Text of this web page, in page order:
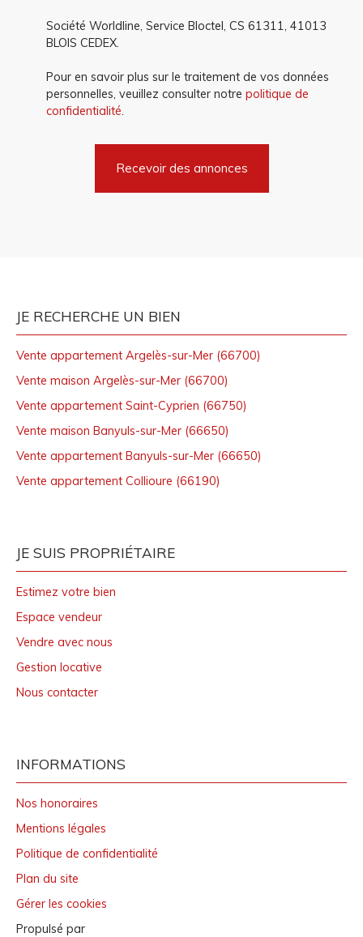
Société Worldline, Service Bloctel, CS 61311, 41013
BLOIS CEDEX.
Pour en savoir plus sur le traitement de vos données
personnelles, veuillez consulter notre politique de
confidentialité.
Recevoir des annonces
JE RECHERCHE UN BIEN
Vente appartement Argelès-sur-Mer (66700)
Vente maison Argelès-sur-Mer (66700)
Vente appartement Saint-Cyprien (66750)
Vente maison Banyuls-sur-Mer (66650)
Vente appartement Banyuls-sur-Mer (66650)
Vente appartement Collioure (66190)
JE SUIS PROPRIÉTAIRE
Estimez votre bien
Espace vendeur
Vendre avec nous
Gestion locative
Nous contacter
INFORMATIONS
Nos honoraires
Mentions légales
Politique de confidentialité
Plan du site
Gérer les cookies
Propulsé par